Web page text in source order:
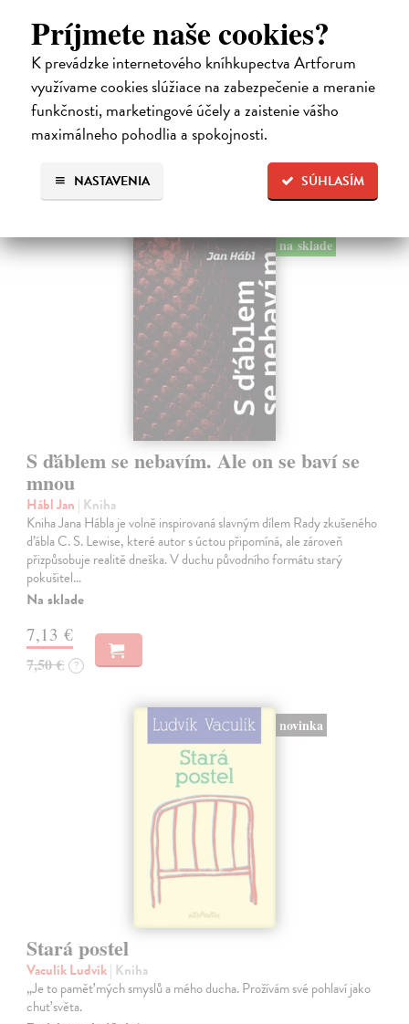
Príjmete naše cookies?
K prevádzke internetového kníhkupectva Artforum
využívame cookies slúžiace na zabezpečenie a meranie
funkčnosti, marketingové účely a zaistenie vášho
maximálneho pohodlia a spokojnosti.
SÚHLASÍM
NASTAVENIA
Pomalost, chronologicky první ze čtyř románů Milana Kundery
napsaných francouzsky, vychází v českém překladu Anny
Kareninové. Vydávání Kunderových románů v českém jazyce se
uzavírá.
Na sklade
14,73 €
15,50 € ?
na sklade
S ďáblem se nebavím. Ale on se baví se
mnou
Hábl Jan | Kniha
Kniha Jana Hábla je volně inspirovaná slavným dílem Rady zkušeného
ďábla C. S. Lewise, které autor s úctou připomíná, ale zároveň
přizpůsobuje realitě dneška. V duchu původního formátu starý
pokušitel…
Na sklade
7,13 €
7,50 € ?
novinka
Stará postel
Vaculík Ludvík| Kniha
„Je to paměť mých smyslů a mého ducha. Prožívám své pohlaví jako
chuť světa.